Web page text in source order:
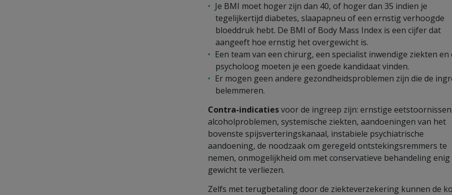
Je BMI moet hoger zijn dan 40, of hoger dan 35 indien je
tegelijkertijd diabetes, slaapapneu of een ernstig verhoogde
bloeddruk hebt. De BMI of Body Mass Index is een cijfer dat
aangeeft hoe ernstig het overgewicht is.
Een team van een chirurg, een specialist inwendige ziekten en
psycholoog moeten je een goede kandidaat vinden.
Er mogen geen andere gezondheidsproblemen zijn die de
belemmeren.
Contra-indicatiesvoor de ingreep zijn: ernstige
alcoholproblemen, systemische ziekten, aandoeningen van het
bovenste spijsverteringskanaal, instabiele psychiatrische
aandoening, de noodzaak om geregeld ontstekingsremmers te
nemen, onmogelijkheid om met conservatieve behandeling enig
gewicht te verliezen.
Zelfs met terugbetaling door de ziekteverzekering kunnen de